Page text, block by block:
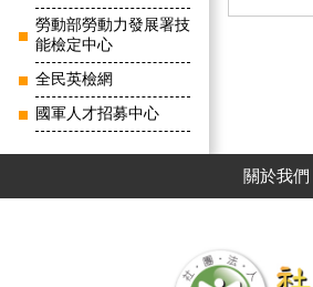
勞動部勞動力發展署技
能檢定中心
全民英檢網
國軍人才招募中心
關於我們